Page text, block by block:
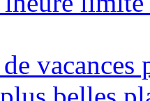
vacances